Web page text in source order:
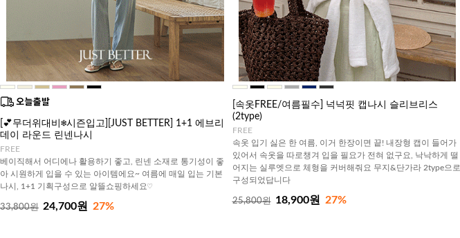
[💕무더위대비❄️시즌입고][JUST BETTER] 1+1 에브리
데이 라운드 린넨나시
FREE
베이직해서 어디에나 활용하기 좋고, 린넨 소재로 통기성이 좋
아 시원하게 입을 수 있는 아이템에요~ 여름에 매일 입는 기본
나시, 1+1 기획구성으로 알뜰쇼핑하세요♡
33,800원 24,700원 27%
[속옷FREE/여름필수] 넉넉핏 캡나시 슬리브리스
(2type)
FREE
속옷 입기 싫은 한 여름, 이거 한장이면 끝! 내장형 캡이 들어가
있어서 속옷을 따로챙겨 입을 필요가 전혀 없구요, 낙낙하게 떨
어지는 실루엣으로 체형을 커버해줘요 무지&단가라 2type으로
구성되었답니다
25,800원 18,900원 27%